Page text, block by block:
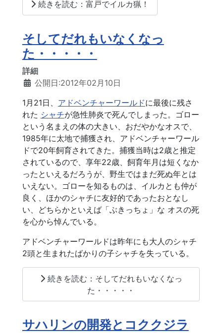
続きを読む：富戸でイルカ猟！
そしてだれもいなくなっ
た・・・・・
詳細
公開日:2012年02月10日
1月21日、 アドベンチャーワールドに最後に残さ
れた シャチが急性肺炎で死んでしまった。ゴロー
という名まえの体の大きい、おだやかなオスで、
1985年に太地で捕獲され、アドベンチャーワール
ドで20年飼育されてきた。捕獲当時は2歳と推定
されているので、享年22歳、飼育年月は短くなか
ったといえるだろうが、野生ではまだ死ぬ年とは
いえない。ゴローを知るものは、イルカとも仲が
良く、ほかのシャチに友好的であったおとなし
い、どちらかといえば「ぶきっちょ」な オスの死
を心から悼んでいる。
アドベンチャーワールドは昨年にも大人のシャチ
2頭と生まれたばかりの子シャチを失っている。
続きを読む：そしてだれもいなくなっ
た・・・・・
サハリンの開発とコククジラ